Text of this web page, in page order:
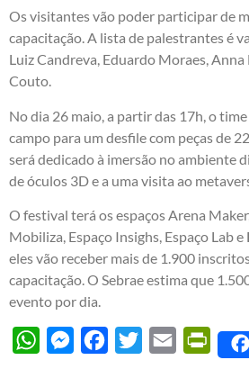
Os visitantes vão poder participar de
capacitação. A lista de palestrantes é
Luiz Candreva, Eduardo Moraes,
Couto.
No dia 26 maio, a partir das 17h, o
campo para um desfile com peças de
será dedicado à imersão no ambiente
de óculos 3D e a uma visita ao
O festival terá os espaços Arena
Mobiliza, Espaço Insighs, Espaço Lab
eles vão receber mais de 1.900
capacitação. O Sebrae estima que
evento por dia.
WhatsAppMessengerFacebook
Twitter Email